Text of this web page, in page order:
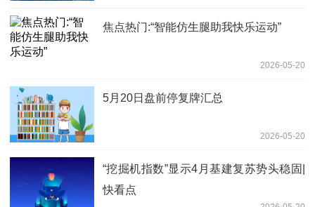
焦点热门:“智能仿生腿助我快乐运动”
2026-05-20
5月20日盘前停复牌汇总
2026-05-20
“挖掘机指数”显示4月基建复苏势头稳固|
快看点